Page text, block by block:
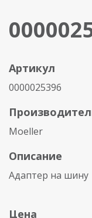
Артикул
0000025396
Moeller
Описание
Адаптер на шину
Цена